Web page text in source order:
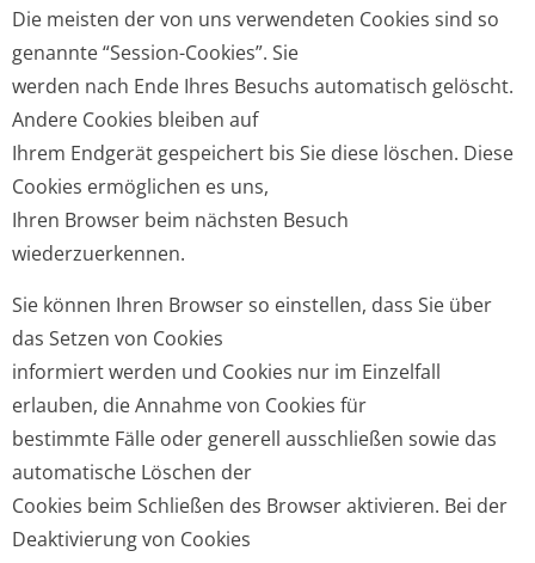
Die meisten der von uns verwendeten Cookies sind so
genannte “Session-Cookies”. Sie
werden nach Ende Ihres Besuchs automatisch gelöscht.
Andere Cookies bleiben auf
Ihrem Endgerät gespeichert bis Sie diese löschen. Diese
Cookies ermöglichen es uns,
Ihren Browser beim nächsten Besuch
wiederzuerkennen.
Sie können Ihren Browser so einstellen, dass Sie über
das Setzen von Cookies
informiert werden und Cookies nur im Einzelfall
erlauben, die Annahme von Cookies für
bestimmte Fälle oder generell ausschließen sowie das
automatische Löschen der
Cookies beim Schließen des Browser aktivieren. Bei der
Deaktivierung von Cookies